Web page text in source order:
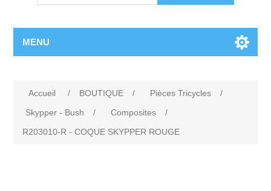
MENU
Accueil / BOUTIQUE / Pièces Tricycles
/
Skypper - Bush
/ Composites
/
R203010-R - COQUE SKYPPER ROUGE